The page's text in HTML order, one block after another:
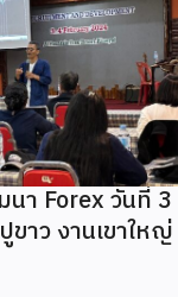
า Forex วันที่ 3
าว งานเขาใหญ่